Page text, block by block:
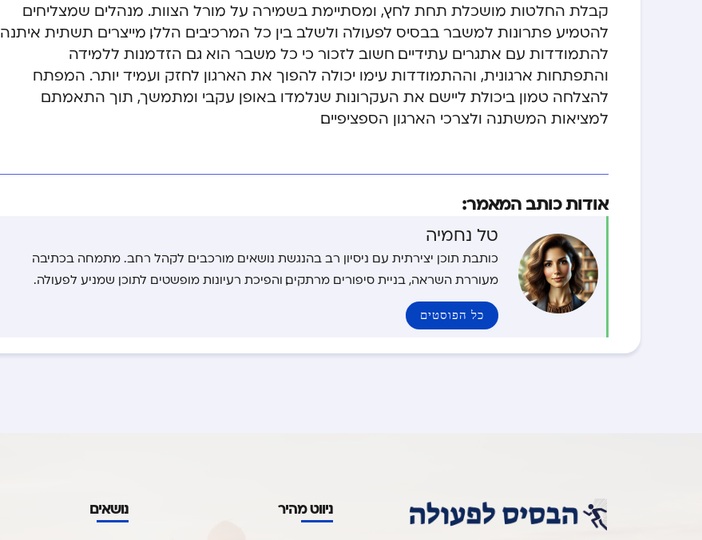
קבלת החלטות מושכלת תחת לחץ, ומסתיימת בשמירה על מורל הצוות. מנהלים שמצליחים
להטמיע פתרונות למשבר בבסיס לפעולה ולשלב בין כל המרכיבים הללו, מייצרים תשתית איתנה
להתמודדות עם אתגרים עתידיים. חשוב לזכור כי כל משבר הוא גם הזדמנות ללמידה
והתפתחות ארגונית, וההתמודדות עימו יכולה להפוך את הארגון לחזק ועמיד יותר. המפתח
להצלחה טמון ביכולת ליישם את העקרונות שנלמדו באופן עקבי ומתמשך, תוך התאמתם
למציאות המשתנה ולצרכי הארגון הספציפיים.
אודות כותב המאמר:
טל נחמיה
כותבת תוכן יצירתית עם ניסיון רב בהנגשת נושאים מורכבים לקהל רחב. מתמחה בכתיבה
מעוררת השראה, בניית סיפורים מרתקים, והפיכת רעיונות מופשטים לתוכן שמניע לפעולה.
כל הפוסטים
ניווט מהיר נושאים